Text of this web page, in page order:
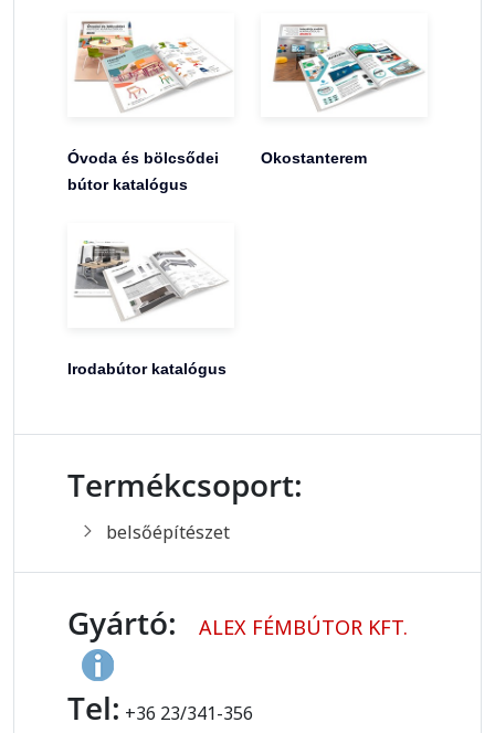
Óvoda és bölcsődei
bútor katalógus
Okostanterem
Irodabútor katalógus
Termékcsoport:
belsőépítészet
Gyártó: ALEX FÉMBÚTOR KFT.
Tel: +36 23/341-356